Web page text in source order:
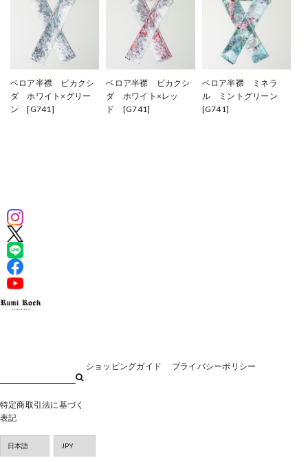
ベロア半襟 ビカクシ
ダ ホワイト×グリー
ン [G741]
ベロア半襟 ビカクシ
ダ ホワイト×レッ
ド [G741]
ベロア半襟 ミネラ
ル ミントグリーン
[G741]
ショッピングガイド プライバシーポリシー
特定商取引法に基づく
表記